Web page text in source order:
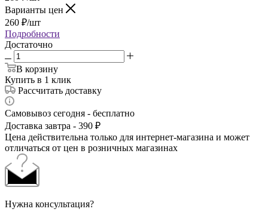
Варианты цен
260 ₽/шт
Подробности
Достаточно
В корзину
Купить в 1 клик
Рассчитать доставку
Самовывоз сегодня - бесплатно
Доставка завтра - 390 ₽
Цена действительна только для интернет-магазина и может
отличаться от цен в розничных магазинах
Нужна консультация?